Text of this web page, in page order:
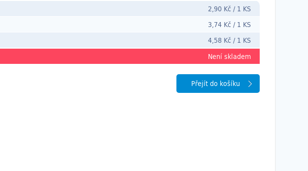
2,90 Kč / 1 KS
3,74 Kč / 1 KS
4,58 Kč / 1 KS
Není skladem
Přejít do košíku